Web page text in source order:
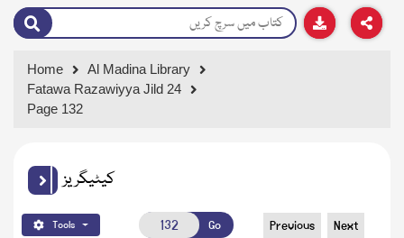
Home
Al Madina Library
Fatawa Razawiyya Jild 24
Page 132
کیٹیگریز
Tools Go Previous Next